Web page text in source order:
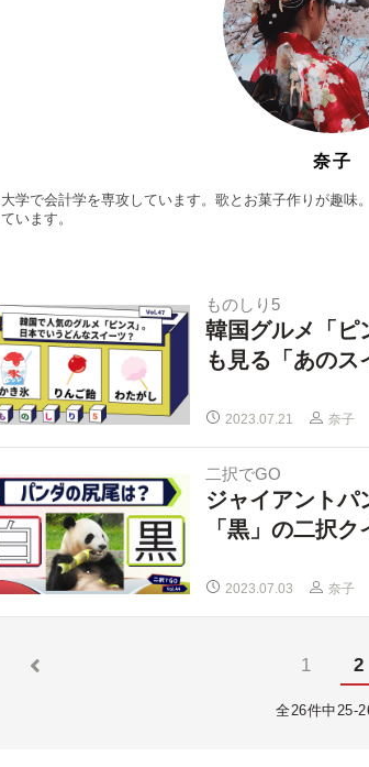
奈子
大学で会計学を専攻しています。歌とお菓子作りが趣味
ています。
ものしり5
韓国グルメ「ピ
も見る「あのス
2023.07.21 奈子
二択でGO
ジャイアント
「黒」の二択ク
2023.07.03 奈子
1 2
全26件中25-